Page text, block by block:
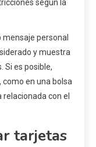
según la
mensaje personal
y muestra
Si es posible,
en una bolsa
con el
tarjetas